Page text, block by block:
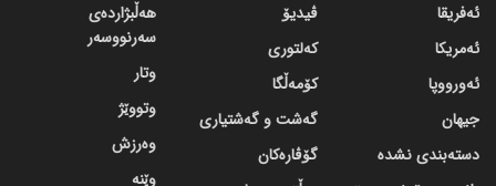
ئەفریقا
ئەمریکا
ئەورووپا
جیهان
دسته‌بندی نشده
ڤیدیۆ
کەلتوری
کۆمەڵگا
گه‌شت و گه‌شتیاری
گۆڤاره‌کان
هەڵبژاردەی
سەرنووسەر
وتار
وتووێژ
وەرزش
وێنە